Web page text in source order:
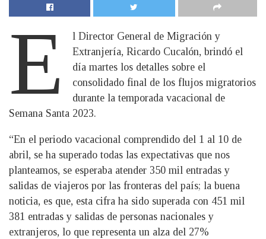
E
l Director General de Migración y
Extranjería, Ricardo Cucalón, brindó el
día martes los detalles sobre el
consolidado final de los flujos migratorios
durante la temporada vacacional de
Semana Santa 2023.
“En el periodo vacacional comprendido del 1 al 10 de
abril, se ha superado todas las expectativas que nos
planteamos, se esperaba atender 350 mil entradas y
salidas de viajeros por las fronteras del país; la buena
noticia, es que, esta cifra ha sido superada con 451 mil
381 entradas y salidas de personas nacionales y
extranjeros, lo que representa un alza del 27%